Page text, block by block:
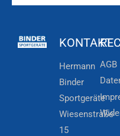
KONTAKT
Hermann
Binder
Sportgeräte
Wiesenstraße
15
AGB